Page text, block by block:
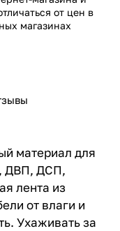
от цен в
магазинах
материал для
ДВП, ДСП,
лента из
от влаги и
Ухаживать за